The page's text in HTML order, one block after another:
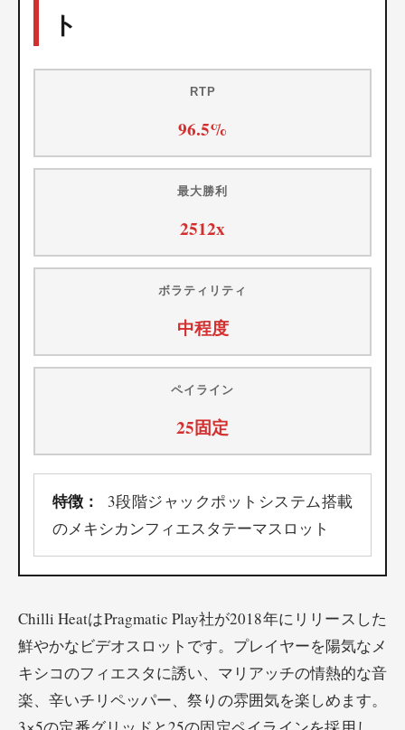
ト
RTP
96.5%
最大勝利
2512x
ボラティリティ
中程度
ペイライン
25固定
特徴：
3段階ジャックポットシステム搭載
のメキシカンフィエスタテーマスロット
Chilli HeatはPragmatic Play社が2018年にリリースした
鮮やかなビデオスロットです。プレイヤーを陽気なメ
キシコのフィエスタに誘い、マリアッチの情熱的な音
楽、辛いチリペッパー、祭りの雰囲気を楽しめます。